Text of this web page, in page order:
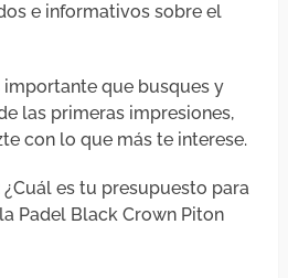
e informativos sobre el
importante que busques y
las primeras impresiones,
con lo que más te interese.
¿Cuál es tu presupuesto para
Padel Black Crown Piton